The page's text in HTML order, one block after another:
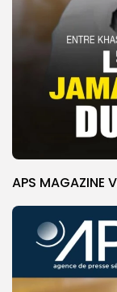
APS MAGAZINE